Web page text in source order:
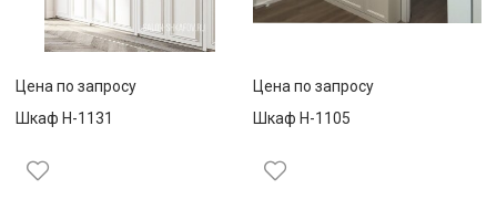
Цена по запросу
Шкаф Н-1131
Цена по запросу
Шкаф Н-1105